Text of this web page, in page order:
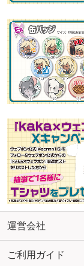
運営会社
ご利用ガイド